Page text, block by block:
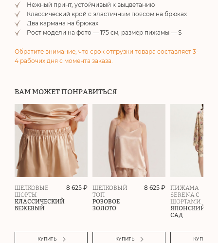
Нежный принт, устойчивый к выцветанию
Классический крой с эластичным поясом на брюках
Два кармана на брюках
Рост модели на фото — 175 см, размер пижамы — S
Обратите внимание, что срок отгрузки товара составляет 3-
4 рабочих дня с момента заказа.
ВАМ МОЖЕТ ПОНРАВИТЬСЯ
ШЕЛКОВЫЕ
ШОРТЫ
КЛАССИЧЕСКИЙ
БЕЖЕВЫЙ
8 625 ₽
КУПИТЬ
ШЕЛКОВЫЙ
ТОП
РОЗОВОЕ
ЗОЛОТО
8 625 ₽
КУПИТЬ
ПИЖАМА
SERENA С
ШОРТАМИ
ЯПОНСКИЙ
САД
КУПИТЬ